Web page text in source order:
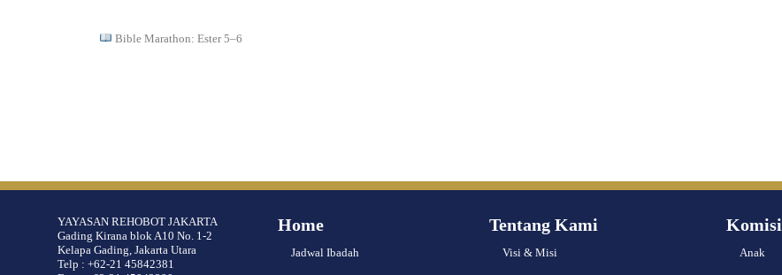
Bible Marathon: Ester 5–6
YAYASAN REHOBOT JAKARTA
Gading Kirana blok A10 No. 1-2
Kelapa Gading, Jakarta Utara
Telp : +62-21 45842381
Home
Jadwal Ibadah
Tentang Kami
Visi & Misi
Komisi
Anak